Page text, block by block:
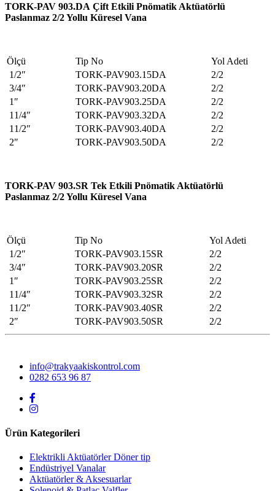
TORK-PAV 903.DA Çift Etkili Pnömatik Aktüatörlü
Paslanmaz 2/2 Yollu Küresel Vana
Ölçü Tip No
Yol Adeti
1/2″
TORK-PAV903.15DA
2/2
3/4″
TORK-PAV903.20DA
2/2
1″
TORK-PAV903.25DA
2/2
11/4″
TORK-PAV903.32DA
2/2
11/2″
TORK-PAV903.40DA
2/2
2″
TORK-PAV903.50DA 2/2
TORK-PAV 903.SR Tek Etkili Pnömatik Aktüatörlü
Paslanmaz 2/2 Yollu Küresel Vana
Ölçü Tip No
Yol Adeti
1/2″
TORK-PAV903.15SR
2/2
3/4″
TORK-PAV903.20SR
2/2
1″
TORK-PAV903.25SR
2/2
11/4″
TORK-PAV903.32SR
2/2
11/2″
TORK-PAV903.40SR
2/2
2″
TORK-PAV903.50SR 2/2
info@trakyaakiskontrol.com
0282 653 96 87
Ürün Kategorileri
Elektrikli Aktüatörler Döner tip
Endüstriyel Vanalar
Aktüatörler & Aksesuarlar